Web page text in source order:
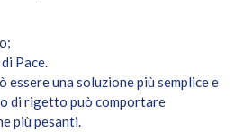
Pace.
una soluzione più semplice e
di rigetto può comportare
più pesanti.